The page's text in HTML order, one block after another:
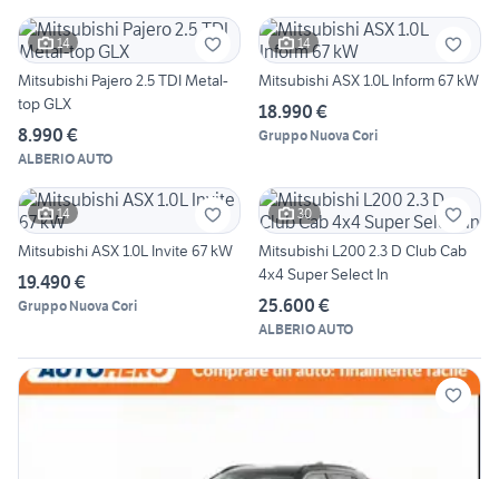
14
Mitsubishi Pajero 2.5 TDI Metal-
top GLX
8.990 €
ALBERIO AUTO
14
Mitsubishi ASX 1.0L Inform 67 kW
18.990 €
Gruppo Nuova Cori
14
Mitsubishi ASX 1.0L Invite 67 kW
19.490 €
Gruppo Nuova Cori
30
Mitsubishi L200 2.3 D Club Cab
4x4 Super Select In
25.600 €
ALBERIO AUTO